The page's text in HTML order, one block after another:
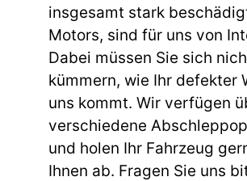
insgesamt stark
Motors, sind für uns von
Dabei müssen Sie sich
kümmern, wie Ihr defekter
uns kommt. Wir verfügen
verschiedene
und holen Ihr Fahrzeug
Ihnen ab. Fragen Sie uns